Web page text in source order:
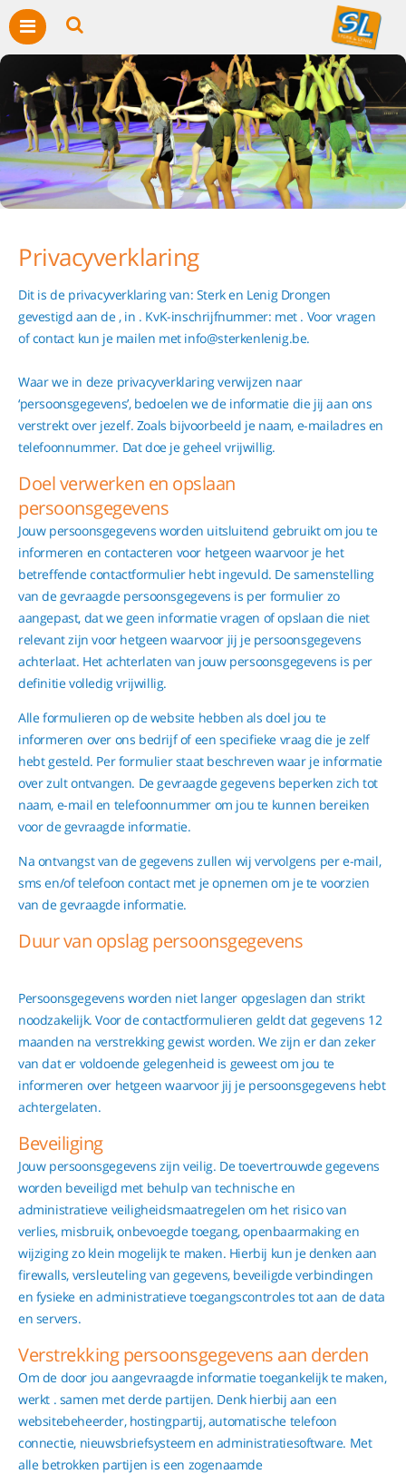
Privacyverklaring
Dit is de privacyverklaring van: Sterk en Lenig Drongen
gevestigd aan de , in . KvK-inschrijfnummer: met . Voor vragen
of contact kun je mailen met info@sterkenlenig.be.
Waar we in deze privacyverklaring verwijzen naar
‘persoonsgegevens’, bedoelen we de informatie die jij aan ons
verstrekt over jezelf. Zoals bijvoorbeeld je naam, e-mailadres en
telefoonnummer. Dat doe je geheel vrijwillig.
Doel verwerken en opslaan
persoonsgegevens
Jouw persoonsgegevens worden uitsluitend gebruikt om jou te
informeren en contacteren voor hetgeen waarvoor je het
betreffende contactformulier hebt ingevuld. De samenstelling
van de gevraagde persoonsgegevens is per formulier zo
aangepast, dat we geen informatie vragen of opslaan die niet
relevant zijn voor hetgeen waarvoor jij je persoonsgegevens
achterlaat. Het achterlaten van jouw persoonsgegevens is per
definitie volledig vrijwillig.
Alle formulieren op de website hebben als doel jou te
informeren over ons bedrijf of een specifieke vraag die je zelf
hebt gesteld. Per formulier staat beschreven waar je informatie
over zult ontvangen. De gevraagde gegevens beperken zich tot
naam, e-mail en telefoonnummer om jou te kunnen bereiken
voor de gevraagde informatie.
Na ontvangst van de gegevens zullen wij vervolgens per e-mail,
sms en/of telefoon contact met je opnemen om je te voorzien
van de gevraagde informatie.
Duur van opslag persoonsgegevens
Persoonsgegevens worden niet langer opgeslagen dan strikt
noodzakelijk. Voor de contactformulieren geldt dat gegevens 12
maanden na verstrekking gewist worden. We zijn er dan zeker
van dat er voldoende gelegenheid is geweest om jou te
informeren over hetgeen waarvoor jij je persoonsgegevens hebt
achtergelaten.
Beveiliging
Jouw persoonsgegevens zijn veilig. De toevertrouwde gegevens
worden beveiligd met behulp van technische en
administratieve veiligheidsmaatregelen om het risico van
verlies, misbruik, onbevoegde toegang, openbaarmaking en
wijziging zo klein mogelijk te maken. Hierbij kun je denken aan
firewalls, versleuteling van gegevens, beveiligde verbindingen
en fysieke en administratieve toegangscontroles tot aan de data
en servers.
Verstrekking persoonsgegevens aan derden
Om de door jou aangevraagde informatie toegankelijk te maken,
werkt . samen met derde partijen. Denk hierbij aan een
websitebeheerder, hostingpartij, automatische telefoon
connectie, nieuwsbriefsysteem en administratiesoftware. Met
alle betrokken partijen is een zogenaamde